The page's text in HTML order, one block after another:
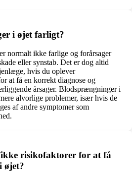
i øjet farligt?
normalt ikke farlige og forårsager
eller synstab. Det er dog altid
hvis du oplever
at få en korrekt diagnose og
årsager. Blodsprængninger i
alvorlige problemer, især hvis de
af andre symptomer som
risikofaktorer for at få
øjet?